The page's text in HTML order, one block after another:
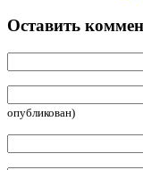
Оставить
опубликован)